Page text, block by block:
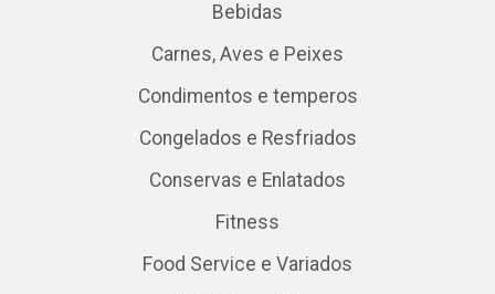
Bebidas
Carnes, Aves e Peixes
Condimentos e temperos
Congelados e Resfriados
Conservas e Enlatados
Fitness
Food Service e Variados